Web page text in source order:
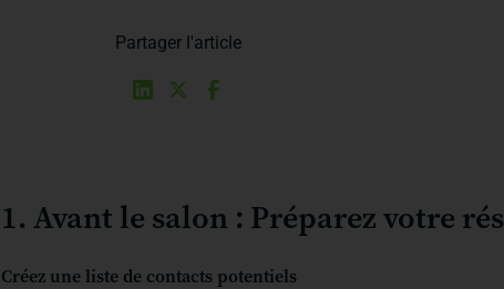
Partager l'article
1. Avant le salon : Préparez votre
Créez une liste de contacts potentiels